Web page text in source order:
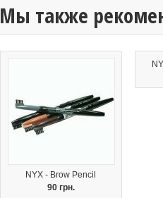
Мы также
NYX - Brow Pencil
90 грн.